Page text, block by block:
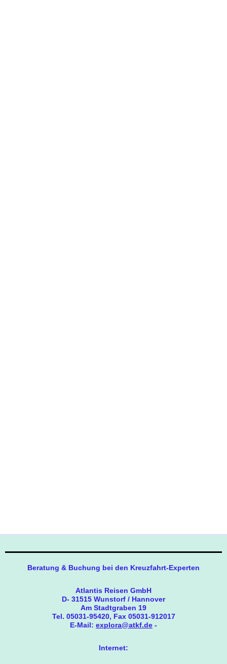
Beratung & Buchung bei den Kreuzfahrt-Experten
Atlantis Reisen GmbH
D- 31515 Wunstorf / Hannover
Am Stadtgraben 19
Tel. 05031-95420, Fax 05031-912017
E-Mail: explora@atkf.de -
Internet: